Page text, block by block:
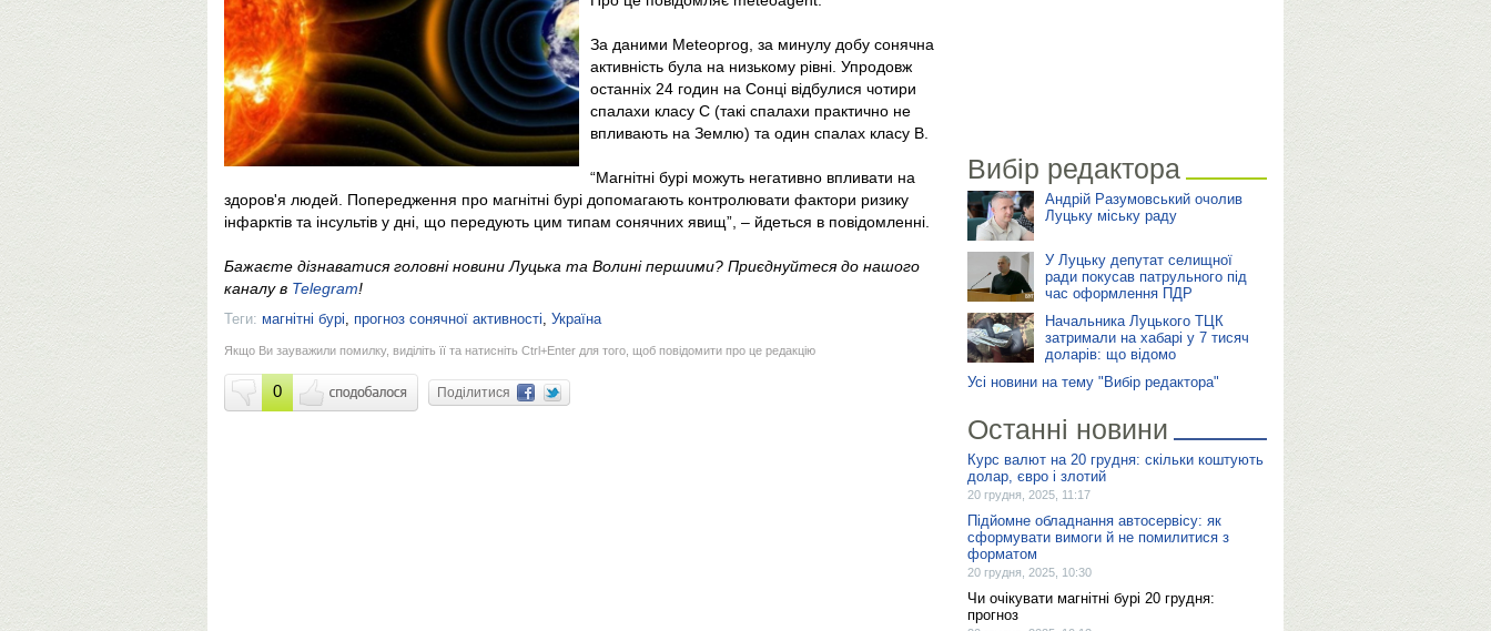
За даними Meteoprog, за минулу добу сонячна
активність була на низькому рівні. Упродовж
останніх 24 годин на Сонці відбулися чотири
спалахи класу С (такі спалахи практично не
впливають на Землю) та один спалах класу В.
“Магнітні бурі можуть негативно впливати на
здоров'я людей. Попередження про магнітні бурі допомагають контролювати фактори ризику
інфарктів та інсультів у дні, що передують цим типам сонячних явищ”, – йдеться в повідомленні.
Бажаєте дізнаватися головні новини Луцька та Волині першими? Приєднуйтеся до нашого
каналу в Telegram!
Теги: магнітні бурі, прогноз сонячної активності, Україна
Якщо Ви зауважили помилку, виділіть її та натисніть Ctrl+Enter для того, щоб повідомити про це редакцію
0 Поділитися
Вибір редактора
Андрій Разумовський очолив
Луцьку міську раду
У Луцьку депутат селищної
ради покусав патрульного під
час оформлення ПДР
Начальника Луцького ТЦК
затримали на хабарі у 7 тисяч
доларів: що відомо
Усі новини на тему "Вибір редактора"
Останні новини
Курс валют на 20 грудня: скільки коштують
долар, євро і злотий
20 грудня, 2025, 11:17
Підйомне обладнання автосервісу: як
сформувати вимоги й не помилитися з
форматом
20 грудня, 2025, 10:30
Чи очікувати магнітні бурі 20 грудня:
прогноз